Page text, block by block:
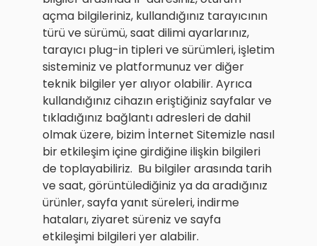
açma bilgileriniz, kullandığınız tarayıcının
türü ve sürümü, saat dilimi ayarlarınız,
tarayıcı plug-in tipleri ve sürümleri, işletim
sisteminiz ve platformunuz ver diğer
teknik bilgiler yer alıyor olabilir. Ayrıca
kullandığınız cihazın eriştiğiniz sayfalar ve
tıkladığınız bağlantı adresleri de dahil
olmak üzere, bizim İnternet Sitemizle nasıl
bir etkileşim içine girdiğine ilişkin bilgileri
de toplayabiliriz. Bu bilgiler arasında tarih
ve saat, görüntülediğiniz ya da aradığınız
ürünler, sayfa yanıt süreleri, indirme
hataları, ziyaret süreniz ve sayfa
etkileşimi bilgileri yer alabilir.